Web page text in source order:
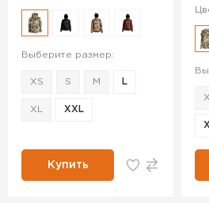
Выберите размер:
XS S M L
XL XXL
Купить